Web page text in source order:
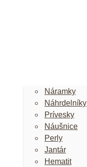
Náramky
Náhrdelníky
Prívesky
Náušnice
Perly
Jantár
Hematit